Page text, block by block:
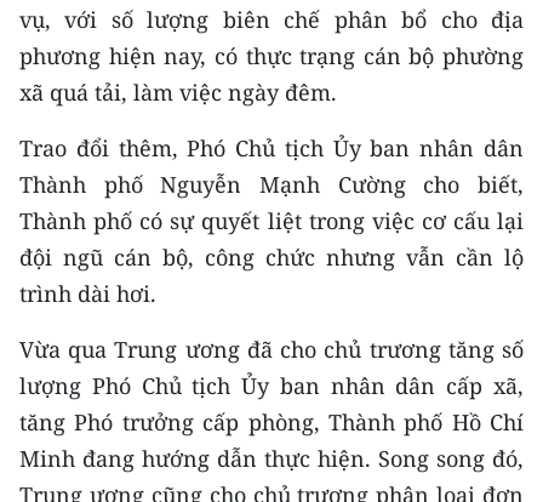
vụ, với số lượng biên chế phân bổ cho địa
phương hiện nay, có thực trạng cán bộ phường
xã quá tải, làm việc ngày đêm.
Trao đổi thêm, Phó Chủ tịch Ủy ban nhân dân
Thành phố Nguyễn Mạnh Cường cho biết,
Thành phố có sự quyết liệt trong việc cơ cấu lại
đội ngũ cán bộ, công chức nhưng vẫn cần lộ
trình dài hơi.
Vừa qua Trung ương đã cho chủ trương tăng số
lượng Phó Chủ tịch Ủy ban nhân dân cấp xã,
tăng Phó trưởng cấp phòng, Thành phố Hồ Chí
Minh đang hướng dẫn thực hiện. Song song đó,
Trung ương cũng cho chủ trương phân loại đơn